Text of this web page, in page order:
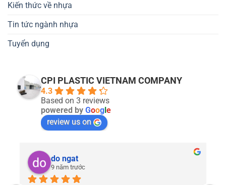
Kiến thức về nhựa
Tin tức ngành nhựa
Tuyển dụng
CPI PLASTIC VIETNAM COMPANY
4.3
Based on 3 reviews
powered by Goog e
review us on
do ngat
9 năm trước